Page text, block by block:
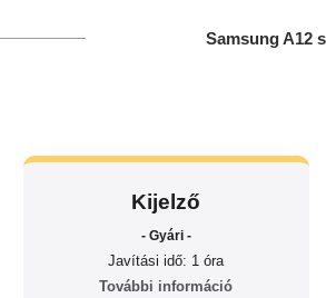
Samsung A12
Kijelző
- Gyári -
Javítási idő: 1 óra
További információ